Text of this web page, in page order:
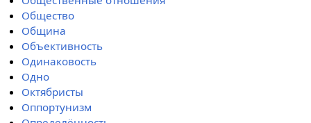
Общество
Община
Объективность
Одинаковость
Одно
Октябристы
Оппортунизм